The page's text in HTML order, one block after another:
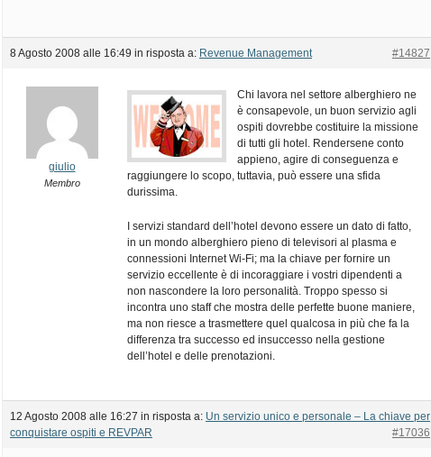
8 Agosto 2008 alle 16:49 in risposta a: Revenue Management #14827
giulio
Membro
Chi lavora nel settore alberghiero ne
è consapevole, un buon servizio agli
ospiti dovrebbe costituire la missione
di tutti gli hotel. Rendersene conto
appieno, agire di conseguenza e
raggiungere lo scopo, tuttavia, può essere una sfida
durissima.
I servizi standard dell’hotel devono essere un dato di fatto,
in un mondo alberghiero pieno di televisori al plasma e
connessioni Internet Wi-Fi; ma la chiave per fornire un
servizio eccellente è di incoraggiare i vostri dipendenti a
non nascondere la loro personalità. Troppo spesso si
incontra uno staff che mostra delle perfette buone maniere,
ma non riesce a trasmettere quel qualcosa in più che fa la
differenza tra successo ed insuccesso nella gestione
dell’hotel e delle prenotazioni.
12 Agosto 2008 alle 16:27 in risposta a: Un servizio unico e personale – La chiave per
conquistare ospiti e REVPAR
#17036